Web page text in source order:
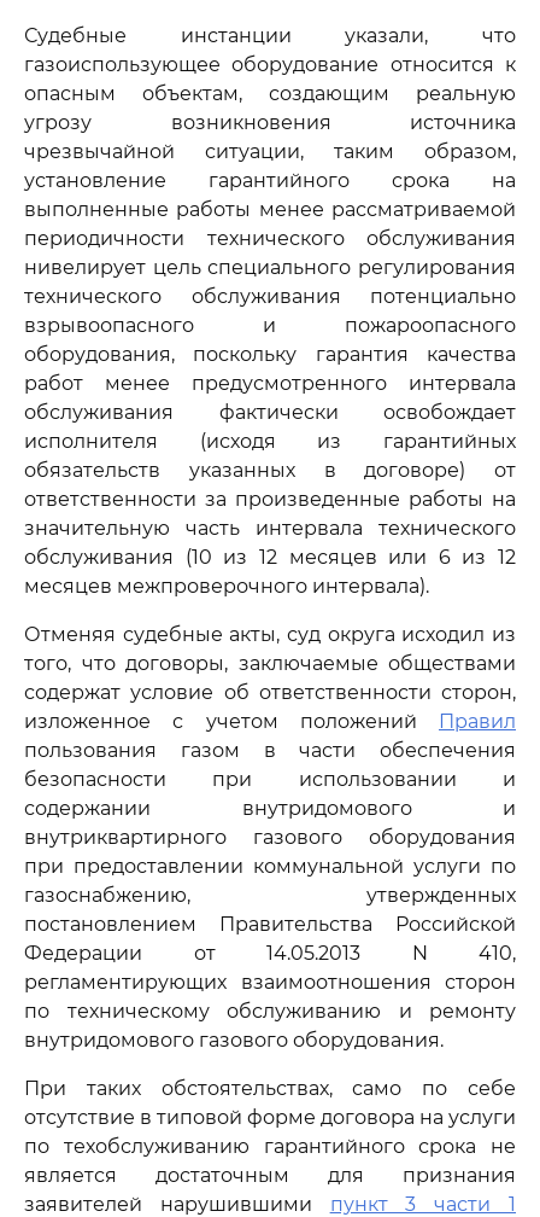
Судебные инстанции указали, что
газоиспользующее оборудование относится к
опасным объектам, создающим реальную
угрозу возникновения источника
чрезвычайной ситуации, таким образом,
установление гарантийного срока на
выполненные работы менее рассматриваемой
периодичности технического обслуживания
нивелирует цель специального регулирования
технического обслуживания потенциально
взрывоопасного и пожароопасного
оборудования, поскольку гарантия качества
работ менее предусмотренного интервала
обслуживания фактически освобождает
исполнителя (исходя из гарантийных
обязательств указанных в договоре) от
ответственности за произведенные работы на
значительную часть интервала технического
обслуживания (10 из 12 месяцев или 6 из 12
месяцев межпроверочного интервала).
Отменяя судебные акты, суд округа исходил из
того, что договоры, заключаемые обществами
содержат условие об ответственности сторон,
изложенное с учетом положений
Правил
пользования газом в части обеспечения
безопасности при использовании и
содержании внутридомового и
внутриквартирного газового оборудования
при предоставлении коммунальной услуги по
газоснабжению, утвержденных
постановлением Правительства Российской
Федерации от 14.05.2013 N 410,
регламентирующих взаимоотношения сторон
по техническому обслуживанию и ремонту
внутридомового газового оборудования.
При таких обстоятельствах, само по себе
отсутствие в типовой форме договора на услуги
по техобслуживанию гарантийного срока не
является достаточным для признания
заявителей нарушившими пункт 3 части 1